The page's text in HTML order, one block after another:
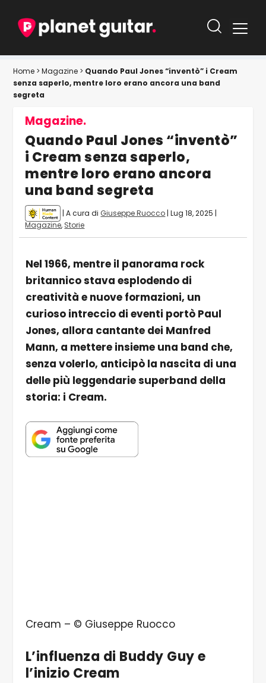
Home >Magazine > Quando Paul Jones “inventò” i Cream
senza saperlo, mentre loro erano ancora una band
segreta
Magazine.
Quando Paul Jones “inventò”
i Cream senza saperlo,
mentre loro erano ancora
una band segreta
| A cura di Giuseppe Ruocco |Lug 18, 2025 |
Magazine, Storie
Nel 1966, mentre il panorama rock
britannico stava esplodendo di
creatività e nuove formazioni, un
curioso intreccio di eventi portò Paul
Jones, allora cantante dei Manfred
Mann, a mettere insieme una band che,
senza volerlo, anticipò la nascita di una
delle più leggendarie superband della
storia: i Cream.
Cream – © Giuseppe Ruocco
L’influenza di Buddy Guy e
l’inizio Cream